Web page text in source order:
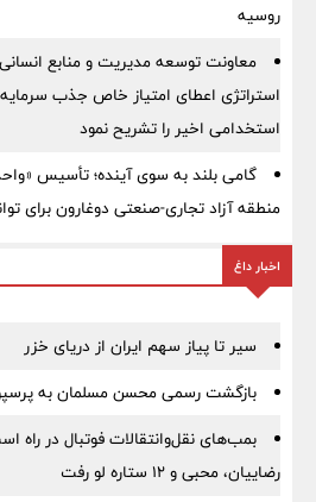
روسیه
معاونت توسعه مدیریت و منابع
استراتژی اعطای امتیاز خاص جذب
استخدامی اخیر را تشریح نمود
گامی بلند به سوی آینده؛ تأسیس
منطقه آزاد تجاری-صنعتی دوغارون برای
اخبار داغ
سیر تا پیاز سهم ایران از دریای خزر
بازگشت رسمی محسن مسلمان به
بمب‌های نقل‌وانتقالات فوتبال در راه
رضاییان، محبی و ۱۲ ستاره لو رفت